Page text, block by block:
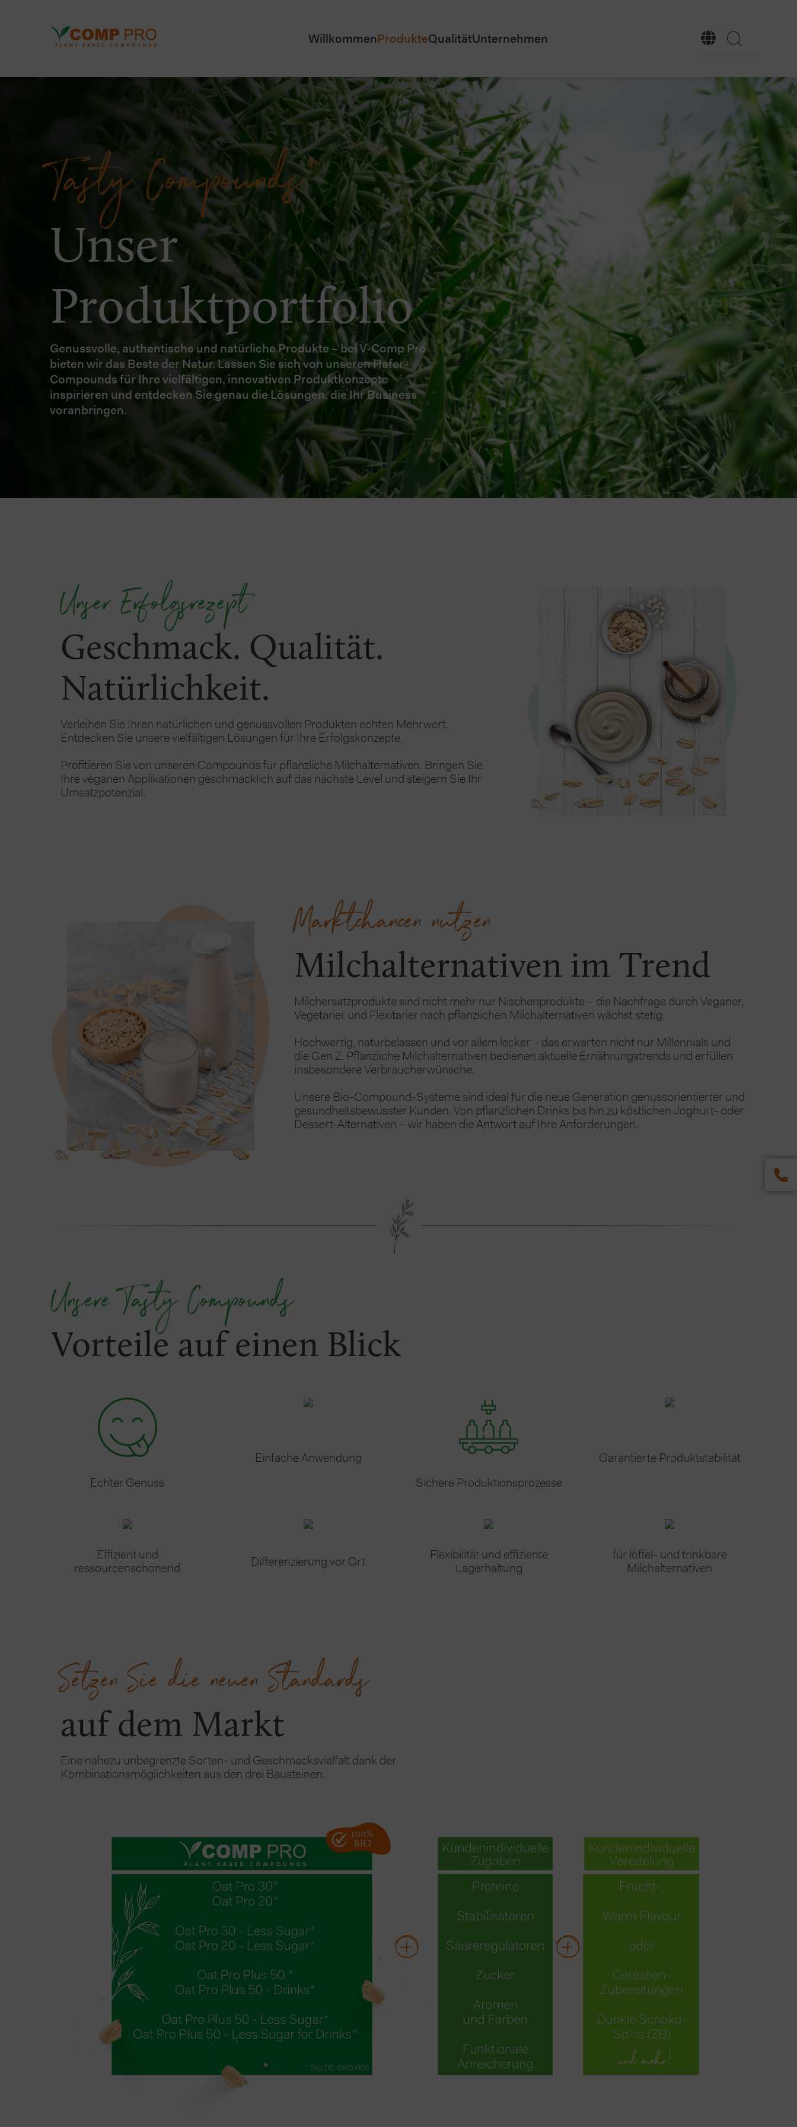
WillkommenProdukteQualitätUnternehmen
English
Tasty Compounds*
Unser
Produktportfolio
Genussvolle, authentische und natürliche Produkte – bei V-Comp Pro
bieten wir das Beste der Natur. Lassen Sie sich von unseren Hafer-
Compounds für Ihre vielfältigen, innovativen Produktkonzepte
inspirieren und entdecken Sie genau die Lösungen, die Ihr Business
voranbringen.
Unser Erfolgsrezept
Geschmack. Qualität.
Natürlichkeit.
Verleihen Sie Ihren natürlichen und genussvollen Produkten echten Mehrwert.
Entdecken Sie unsere vielfältigen Lösungen für Ihre Erfolgskonzepte.
Profitieren Sie von unseren Compounds für pflanzliche Milchalternativen. Bringen Sie
Ihre veganen Applikationen geschmacklich auf das nächste Level und steigern Sie Ihr
Umsatzpotenzial.
Marktchancen nutzen
Milchalternativen im Trend
Milchersatzprodukte sind nicht mehr nur Nischenprodukte – die Nachfrage durch Veganer,
Vegetarier und Flexitarier nach pflanzlichen Milchalternativen wächst stetig.
Hochwertig, naturbelassen und vor allem lecker – das erwarten nicht nur Millennials und
die Gen Z. Pflanzliche Milchalternativen bedienen aktuelle Ernährungstrends und erfüllen
insbesondere Verbraucherwünsche.
Unsere Bio-Compound-Systeme sind ideal für die neue Generation genussorientierter und
gesundheitsbewusster Kunden. Von pflanzlichen Drinks bis hin zu köstlichen Joghurt- oder
Dessert-Alternativen – wir haben die Antwort auf Ihre Anforderungen.
Unsere Tasty Compounds
Vorteile auf einen Blick
Echter Genuss
Einfache Anwendung
Sichere Produktionsprozesse
Garantierte Produktstabilität
Effizient und
ressourcenschonend
Differenzierung vor Ort
Flexibilität und effiziente
Lagerhaltung
für löffel- und trinkbare
Milchalternativen
Setzen Sie die neuen Standards
auf dem Markt
Eine nahezu unbegrenzte Sorten- und Geschmacksvielfalt dank der
Kombinationsmöglichkeiten aus den drei Bausteinen.